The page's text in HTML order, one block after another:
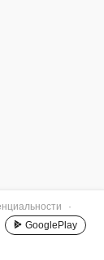
·
GooglePlay